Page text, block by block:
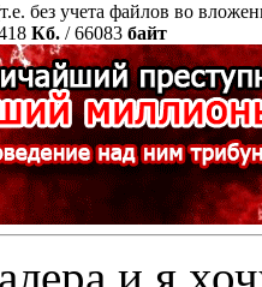
без учета файлов во
Кб. / 66083 байт